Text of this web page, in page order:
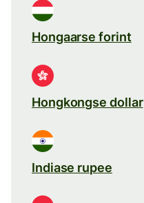
Hongaarse forint
Hongkongse dollar
Indiase rupee